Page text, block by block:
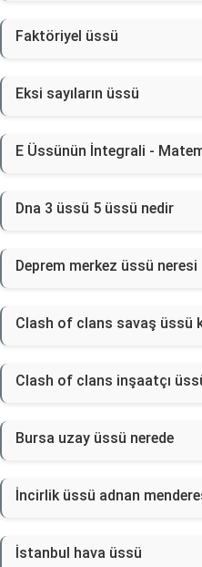
Faktöriyel üssü
Eksi sayıların üssü
E Üssünün İntegrali -
Dna 3 üssü 5 üssü nedir
Deprem merkez üssü
Clash of clans savaş üssü
Clash of clans inşaatçı
Bursa uzay üssü nerede
İncirlik üssü adnan
İstanbul hava üssü